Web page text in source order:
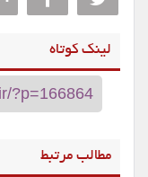
لینک کوتاه
مطالب مرتبط